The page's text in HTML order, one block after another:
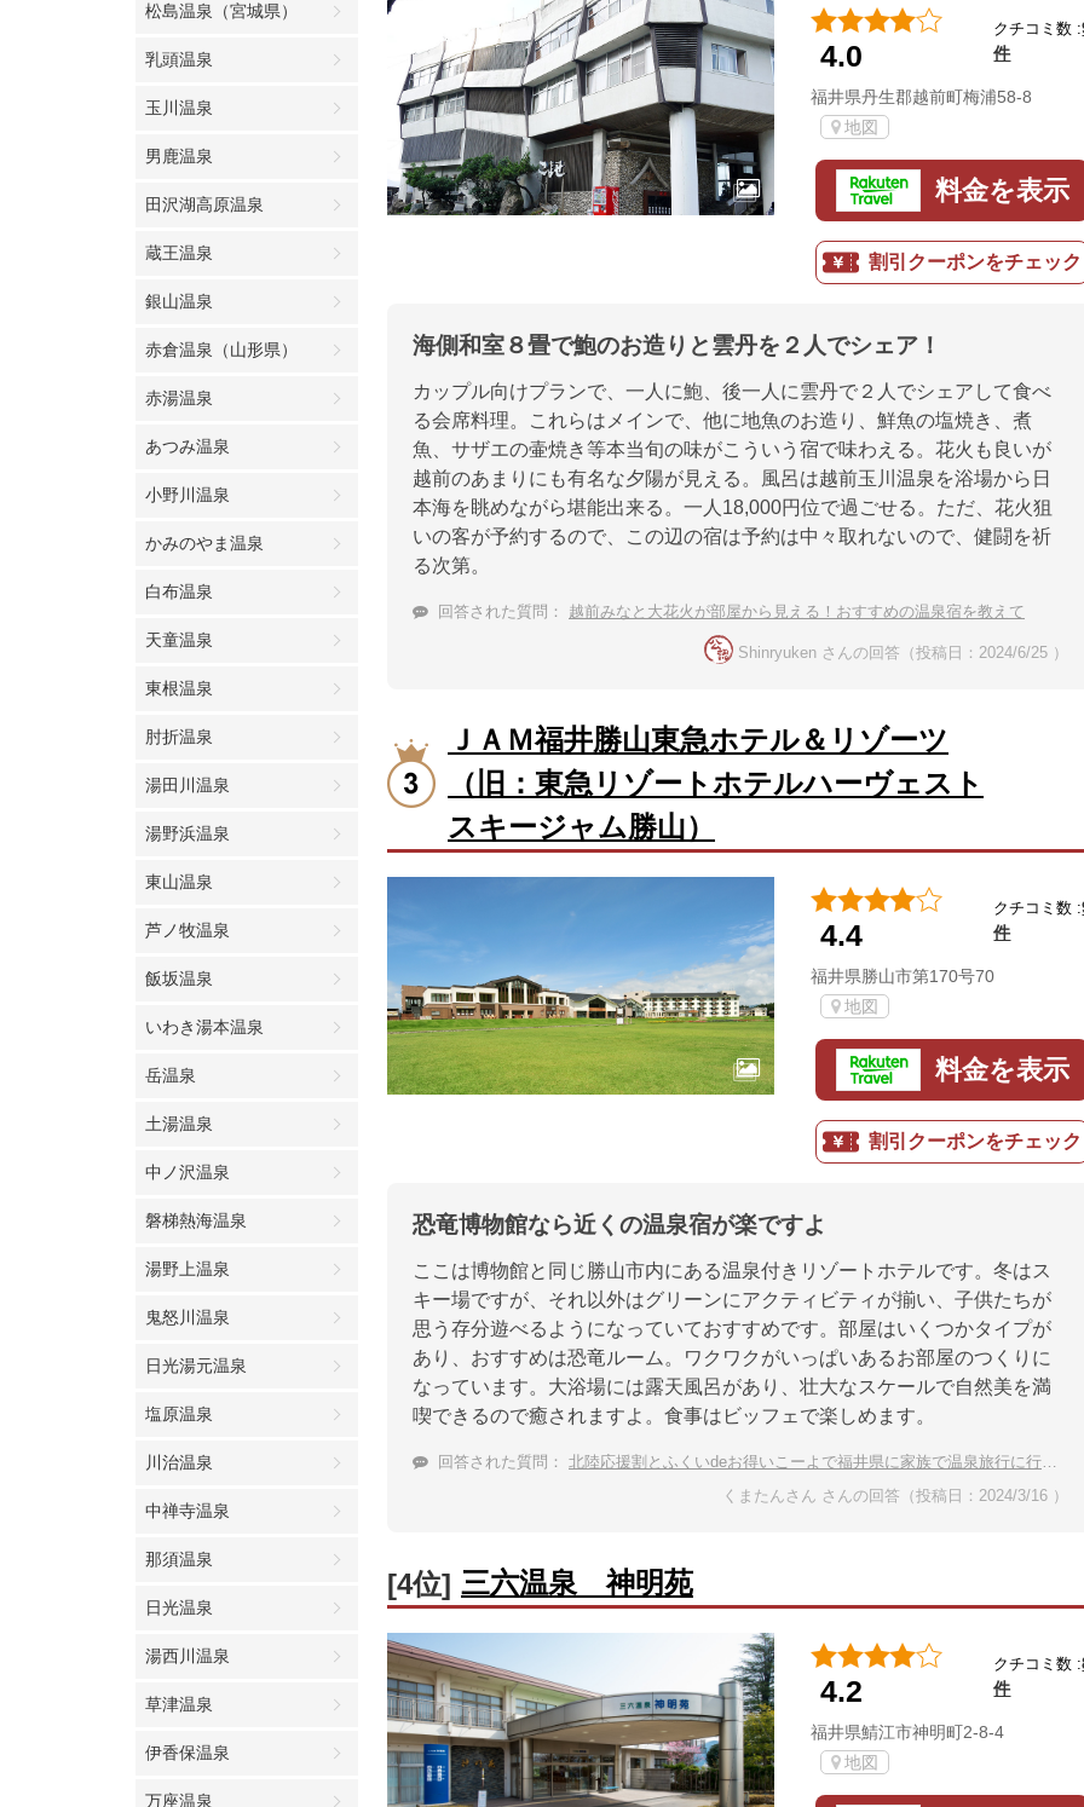
松島温泉（宮城県）
乳頭温泉
玉川温泉
男鹿温泉
田沢湖高原温泉
蔵王温泉
銀山温泉
赤倉温泉（山形県）
赤湯温泉
あつみ温泉
小野川温泉
かみのやま温泉
白布温泉
天童温泉
東根温泉
肘折温泉
湯田川温泉
湯野浜温泉
東山温泉
芦ノ牧温泉
飯坂温泉
いわき湯本温泉
岳温泉
土湯温泉
中ノ沢温泉
磐梯熱海温泉
湯野上温泉
鬼怒川温泉
日光湯元温泉
塩原温泉
川治温泉
中禅寺温泉
那須温泉
日光温泉
湯西川温泉
草津温泉
伊香保温泉
万座温泉
4.0
クチコミ数 :
件
福井県丹生郡越前町梅浦58-8
地図
料金を表示
割引クーポンをチェック
海側和室８畳で鮑のお造りと雲丹を２人でシェア！
カップル向けプランで、一人に鮑、後一人に雲丹で２人でシェアして食べ
る会席料理。これらはメインで、他に地魚のお造り、鮮魚の塩焼き、煮
魚、サザエの壷焼き等本当旬の味がこういう宿で味わえる。花火も良いが
越前のあまりにも有名な夕陽が見える。風呂は越前玉川温泉を浴場から日
本海を眺めながら堪能出来る。一人18,000円位で過ごせる。ただ、花火狙
いの客が予約するので、この辺の宿は予約は中々取れないので、健闘を祈
る次第。
回答された質問： 越前みなと大花火が部屋から見える！おすすめの温泉宿を教えて
Shinryuken さんの回答（投稿日：2024/6/25 ）
ＪＡＭ福井勝山東急ホテル＆リゾーツ
（旧：東急リゾートホテルハーヴェスト
スキージャム勝山）
4.4
クチコミ数 :
件
福井県勝山市第170号70
地図
料金を表示
割引クーポンをチェック
恐竜博物館なら近くの温泉宿が楽ですよ
ここは博物館と同じ勝山市内にある温泉付きリゾートホテルです。冬はス
キー場ですが、それ以外はグリーンにアクティビティが揃い、子供たちが
思う存分遊べるようになっていておすすめです。部屋はいくつかタイプが
あり、おすすめは恐竜ルーム。ワクワクがいっぱいあるお部屋のつくりに
なっています。大浴場には露天風呂があり、壮大なスケールで自然美を満
喫できるので癒されますよ。食事はビッフェで楽しめます。
回答された質問： 北陸応援割とふくいdeお得いこーよで福井県に家族で温泉旅行に行くならどの宿？
くまたんさん さんの回答（投稿日：2024/3/16 ）
[4位] 三六温泉 神明苑
4.2
クチコミ数 :
件
福井県鯖江市神明町2-8-4
地図